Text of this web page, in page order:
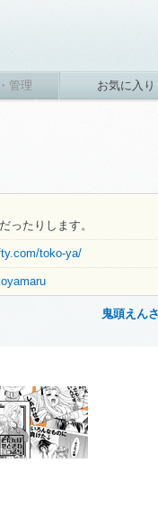
管理 お気に入り
ったりします。
toko-ya/
鬼頭えん